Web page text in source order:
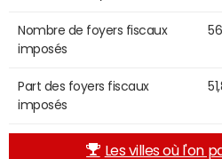
Nombre de foyers fiscaux
imposés
Part des foyers fiscaux
imposés
Les villes où l'on